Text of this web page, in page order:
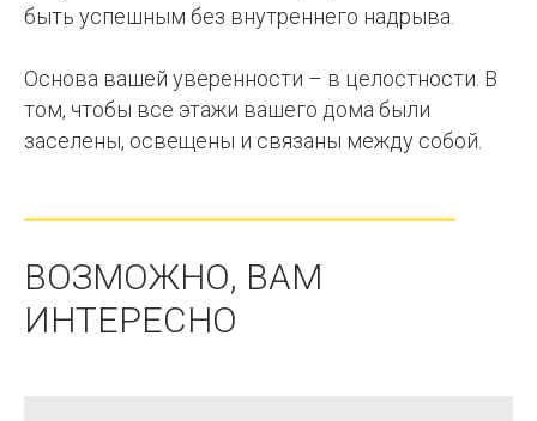
быть успешным без внутреннего надрыва.
Основа вашей уверенности – в целостности. В
том, чтобы все этажи вашего дома были
заселены, освещены и связаны между собой.
ВОЗМОЖНО, ВАМ
ИНТЕРЕСНО